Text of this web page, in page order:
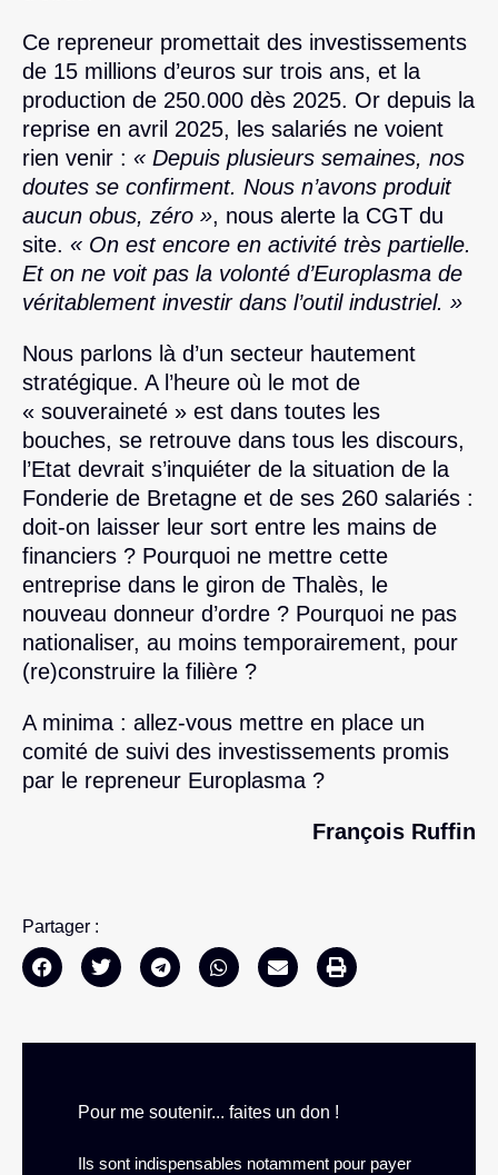
Ce repreneur promettait des investissements
de 15 millions d’euros sur trois ans, et la
production de 250.000 dès 2025. Or depuis la
reprise en avril 2025, les salariés ne voient
rien venir : « Depuis plusieurs semaines, nos
doutes se confirment. Nous n’avons produit
aucun obus, zéro », nous alerte la CGT du
site. « On est encore en activité très partielle.
Et on ne voit pas la volonté d’Europlasma de
véritablement investir dans l’outil industriel. »
Nous parlons là d’un secteur hautement
stratégique. A l’heure où le mot de
« souveraineté » est dans toutes les
bouches, se retrouve dans tous les discours,
l’Etat devrait s’inquiéter de la situation de la
Fonderie de Bretagne et de ses 260 salariés :
doit-on laisser leur sort entre les mains de
financiers ? Pourquoi ne mettre cette
entreprise dans le giron de Thalès, le
nouveau donneur d’ordre ? Pourquoi ne pas
nationaliser, au moins temporairement, pour
(re)construire la filière ?
A minima : allez-vous mettre en place un
comité de suivi des investissements promis
par le repreneur Europlasma ?
François Ruffin
Partager :
Pour me soutenir... faites un don !
Ils sont indispensables notamment pour payer